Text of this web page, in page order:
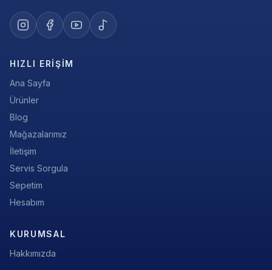
HIZLI ERIŞIM
Ana Sayfa
Ürünler
Blog
Mağazalarımız
İletişim
Servis Sorgula
Sepetim
Hesabım
KURUMSAL
Hakkımızda